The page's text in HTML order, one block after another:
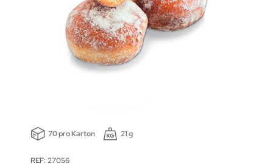
70 pro Karton 21 g
REF: 27056